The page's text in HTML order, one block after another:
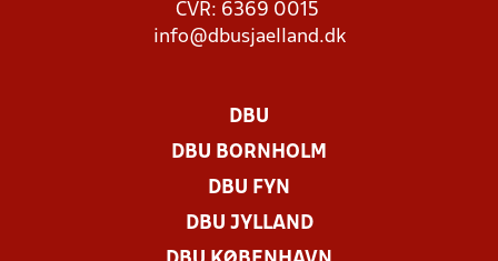
CVR: 6369 0015
info@dbusjaelland.dk
DBU
DBU BORNHOLM
DBU FYN
DBU JYLLAND